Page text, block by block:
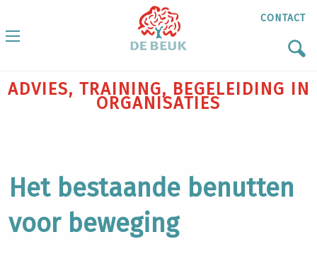
CONTACT
ADVIES, TRAINING, BEGELEIDING IN
ORGANISATIES
Het bestaande benutten
voor beweging